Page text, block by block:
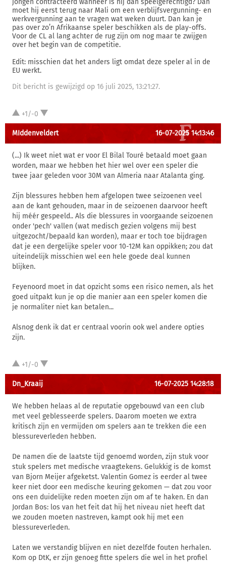
jongen contracteerd wanneer is hij dan speelgerechtigd? Dan
moet hij eerst terug naar Mali om een verblijfsvergunning- en
werkvergunning aan te vragen wat weken duurt. Dan kan je
pas over zo’n Afrikaanse speler beschikken als de play-offs.
Voor de CL al lang achter de rug zijn om nog maar te zwijgen
over het begin van de competitie.
Edit: misschien dat het anders ligt omdat deze speler al in de
EU werkt.
Dit bericht is gewijzigd op 16 juli 2025, 13:21:27.
+1/-0
MIddenveldert 16-07-2025 14:13:46
(...) Ik weet niet wat er voor El Bilal Touré betaald moet gaan
worden, maar we hebben het hier wel over een speler die
twee jaar geleden voor 30M van Almeria naar Atalanta ging.
Zijn blessures hebben hem afgelopen twee seizoenen veel
aan de kant gehouden, maar in de seizoenen daarvoor heeft
hij méér gespeeld.. Als die blessures in voorgaande seizoenen
onder 'pech' vallen (wat medisch gezien volgens mij best
uitgezocht/bepaald kan worden), maar er toch toe bijdragen
dat je een dergelijke speler voor 10-12M kan oppikken; zou dat
uiteindelijk misschien wel een hele goede deal kunnen
blijken.
Feyenoord moet in dat opzicht soms een risico nemen, als het
goed uitpakt kun je op die manier aan een speler komen die
je normaliter niet kan betalen...
Alsnog denk ik dat er centraal voorin ook wel andere opties
zijn.
+1/-0
Dn_Kraaij 16-07-2025 14:28:18
We hebben helaas al de reputatie opgebouwd van een club
met veel geblesseerde spelers. Daarom moeten we extra
kritisch zijn en vermijden om spelers aan te trekken die een
blessureverleden hebben.
De namen die de laatste tijd genoemd worden, zijn stuk voor
stuk spelers met medische vraagtekens. Gelukkig is de komst
van Bjorn Meijer afgeketst. Valentin Gomez is eerder al twee
keer niet door een medische keuring gekomen — dat zou voor
ons een duidelijke reden moeten zijn om af te haken. En dan
Jordan Bos: los van het feit dat hij het niveau niet heeft dat
we zouden moeten nastreven, kampt ook hij met een
blessureverleden.
Laten we verstandig blijven en niet dezelfde fouten herhalen.
Kom op DtK, er zijn genoeg fitte spelers die wel in het profiel